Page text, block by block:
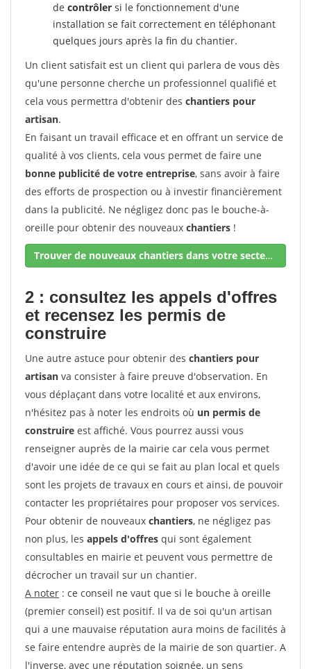
de contrôler si le fonctionnement d'une
installation se fait correctement en téléphonant
quelques jours après la fin du chantier.
Un client satisfait est un client qui parlera de vous dès
qu'une personne cherche un professionnel qualifié et
cela vous permettra d'obtenir des chantiers pour
artisan.
En faisant un travail efficace et en offrant un service de
qualité à vos clients, cela vous permet de faire une
bonne publicité de votre entreprise, sans avoir à faire
des efforts de prospection ou à investir financièrement
dans la publicité. Ne négligez donc pas le bouche-à-
oreille pour obtenir des nouveaux chantiers !
Trouver de nouveaux chantiers dans votre secteur !
2 : consultez les appels d'offres
et recensez les permis de
construire
Une autre astuce pour obtenir des chantiers pour
artisan va consister à faire preuve d'observation. En
vous déplaçant dans votre localité et aux environs,
n'hésitez pas à noter les endroits où un permis de
construire est affiché. Vous pourrez aussi vous
renseigner auprès de la mairie car cela vous permet
d'avoir une idée de ce qui se fait au plan local et quels
sont les projets de travaux en cours et ainsi, de pouvoir
contacter les propriétaires pour proposer vos services.
Pour obtenir de nouveaux chantiers, ne négligez pas
non plus, les appels d'offres qui sont également
consultables en mairie et peuvent vous permettre de
décrocher un travail sur un chantier.
A noter : ce conseil ne vaut que si le bouche à oreille
(premier conseil) est positif. Il va de soi qu'un artisan
qui a une mauvaise réputation aura moins de facilités à
se faire entendre auprès de la mairie de son quartier. A
l'inverse, avec une réputation soignée, un sens